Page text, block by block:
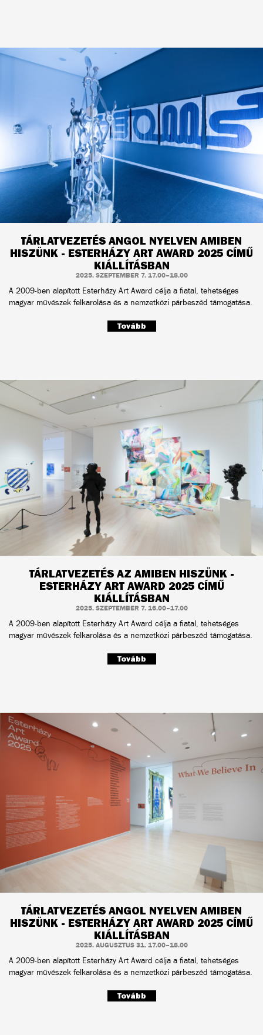
TÁRLATVEZETÉS ANGOL NYELVEN AMIBEN
HISZÜNK - ESTERHÁZY ART AWARD 2025 CÍMŰ
KIÁLLÍTÁSBAN
2025. SZEPTEMBER 7. 17.00–18.00
A 2009-ben alapított Esterházy Art Award célja a fiatal, tehetséges
magyar művészek felkarolása és a nemzetközi párbeszéd támogatása.
Tovább
TÁRLATVEZETÉS AZ AMIBEN HISZÜNK -
ESTERHÁZY ART AWARD 2025 CÍMŰ
KIÁLLÍTÁSBAN
2025. SZEPTEMBER 7. 16.00–17.00
A 2009-ben alapított Esterházy Art Award célja a fiatal, tehetséges
magyar művészek felkarolása és a nemzetközi párbeszéd támogatása.
Tovább
TÁRLATVEZETÉS ANGOL NYELVEN AMIBEN
HISZÜNK - ESTERHÁZY ART AWARD 2025 CÍMŰ
KIÁLLÍTÁSBAN
2025. AUGUSZTUS 31. 17.00–18.00
A 2009-ben alapított Esterházy Art Award célja a fiatal, tehetséges
magyar művészek felkarolása és a nemzetközi párbeszéd támogatása.
Tovább